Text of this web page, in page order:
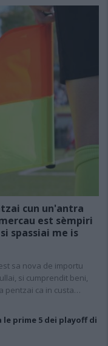
cun un'antra
est sèmpiri
spassiai me is
sa nova de importu
si cumprendit beni,
pentzai ca in custa…
le prime 5 dei playoff di